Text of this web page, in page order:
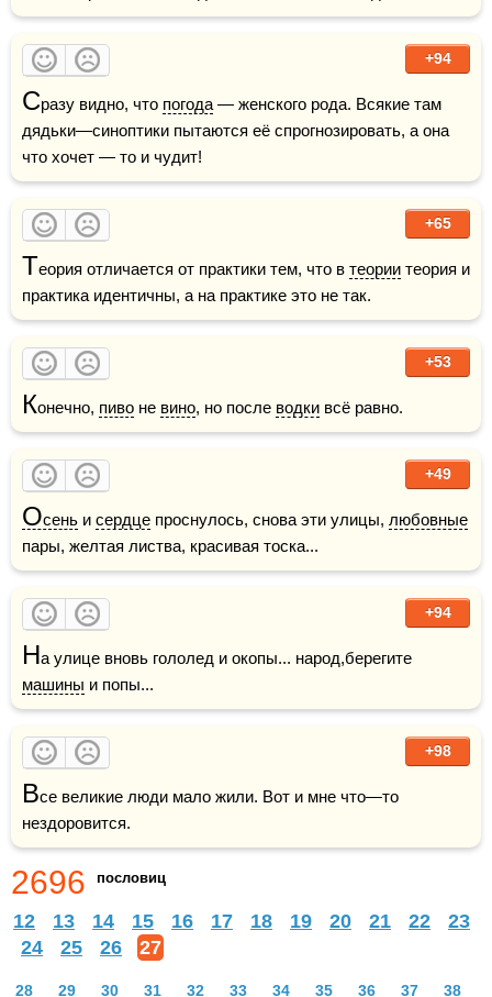
+94
Сразу видно, что погода — женского рода. Всякие там
дядьки—синоптики пытаются её спрогнозировать, а она
что хочет — то и чудит!
+65
Теория отличается от практики тем, что в теории теория и
практика идентичны, а на практике это не так.
+53
Конечно, пиво не вино, но после водки всё равно.
+49
Осень и сердце проснулось, снова эти улицы, любовные
пары, желтая листва, красивая тоска...
+94
Н
машины и попы...
+98
Все великие люди мало жили. Вот и мне что—то
нездоровится.
2696 пословиц
12 13 14 15 16 17 18 19 20 21 22
23
24
25 26 27
28 29 30 31 32 33 34 35 36 37 38